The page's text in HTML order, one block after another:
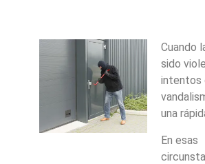
Cuando
sido
intentos
una
En esas